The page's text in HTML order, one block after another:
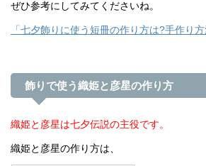
ぜひ参考にしてみてくださいね。
「七夕飾りに使う短冊の作り方は?手作り方
飾りで使う織姫と彦星の作り方
織姫と彦星は七夕伝説の主役です。
織姫と彦星の作り方は、